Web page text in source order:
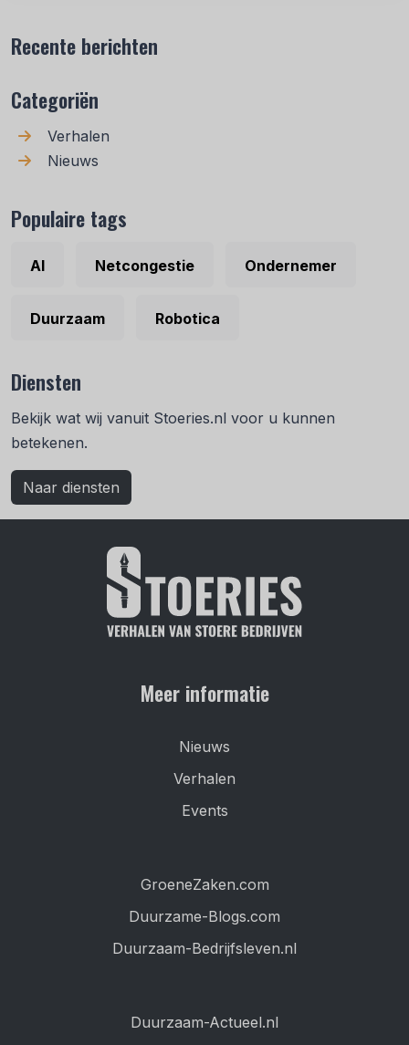
Recente berichten
Categoriën
Verhalen
Nieuws
Populaire tags
AI Netcongestie Ondernemer
Duurzaam Robotica
Diensten
Bekijk wat wij vanuit Stoeries.nl voor u kunnen
betekenen.
Naar diensten
Meer informatie
Nieuws
Verhalen
Events
GroeneZaken.com
Duurzame-Blogs.com
Duurzaam-Bedrijfsleven.nl
Duurzaam-Actueel.nl